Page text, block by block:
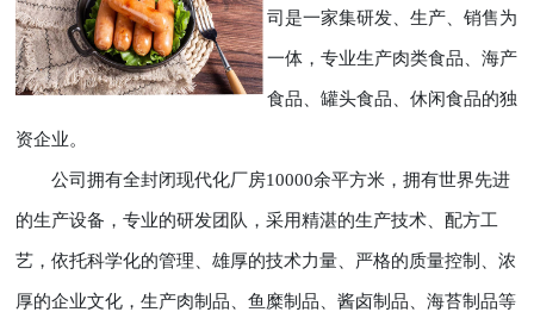
司是一家集研发、生产、销售为
一体，专业生产肉类食品、海产
食品、罐头食品、休闲食品的独
资企业。
公司拥有全封闭现代化厂房10000余平方米，拥有世界先进
的生产设备，专业的研发团队，采用精湛的生产技术、配方工
艺，依托科学化的管理、雄厚的技术力量、严格的质量控制、浓
厚的企业文化，生产肉制品、鱼糜制品、酱卤制品、海苔制品等